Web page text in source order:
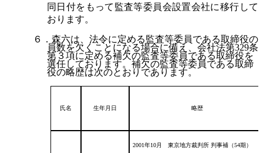
同日付をもって監査等委員会設置会社に移行して
おります。
６．森六は、法令に定める監査等委員である取締役の
員数を欠くことになる場合に備え、会社法第329条
第３項に定める補欠の監査等委員である取締役を
選任しております。補欠の監査等委員である取締
役の略歴は次のとおりであります。
氏名 生年月日 略歴
2001年10月 東京地方裁判所 判事補（54期）